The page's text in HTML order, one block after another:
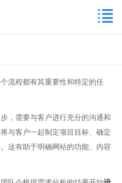
流程都有其重要性和特定的任
需要与客户进行充分的沟通和
与客户一起制定项目目标、确定
这有助于明确网站的功能、内容